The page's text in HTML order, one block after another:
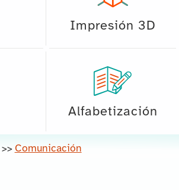
Impresión 3D
Alfabetización
>> Comunicación